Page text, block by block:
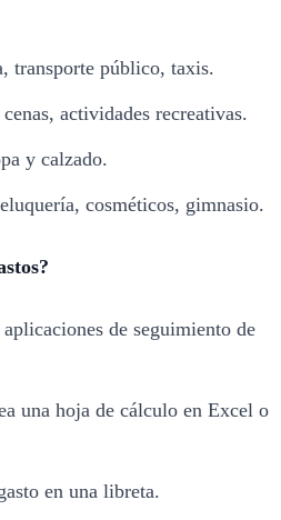
transporte público, taxis.
actividades recreativas.
y calzado.
cosméticos, gimnasio.
de seguimiento de
una hoja de cálculo en Excel o
en una libreta.